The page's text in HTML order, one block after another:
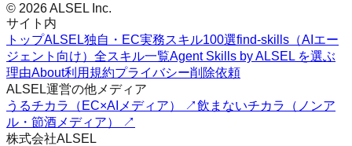
© 2026 ALSEL Inc.
サイト内
トップALSEL独自・EC実務スキル100選find-skills（AIエー
ジェント向け） 全スキル一覧Agent Skills by ALSEL を選ぶ
理由About利用規約プライバシー削除依頼
ALSEL運営の他メディア
うるチカラ（EC×AIメディア） ↗飲まないチカラ（ノンア
ル・節酒メディア） ↗
株式会社ALSEL